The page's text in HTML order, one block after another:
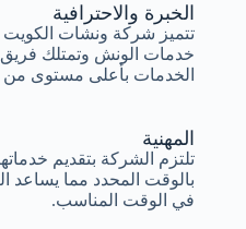
الخبرة والاحترافية
تتميز شركة ونشات
خدمات الونش وتمتلك
الخدمات بأعلى مستوى من
المهنية
تلتزم الشركة بتقديم
بالوقت المحدد مما يساعد
في الوقت المناسب.